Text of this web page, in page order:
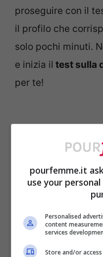
proseguire con il
il profilo che
solo pochi minuti.
e inizia il test sulla
per te!
pourfemme.it
use your
Personalised
content
services
Store and/or